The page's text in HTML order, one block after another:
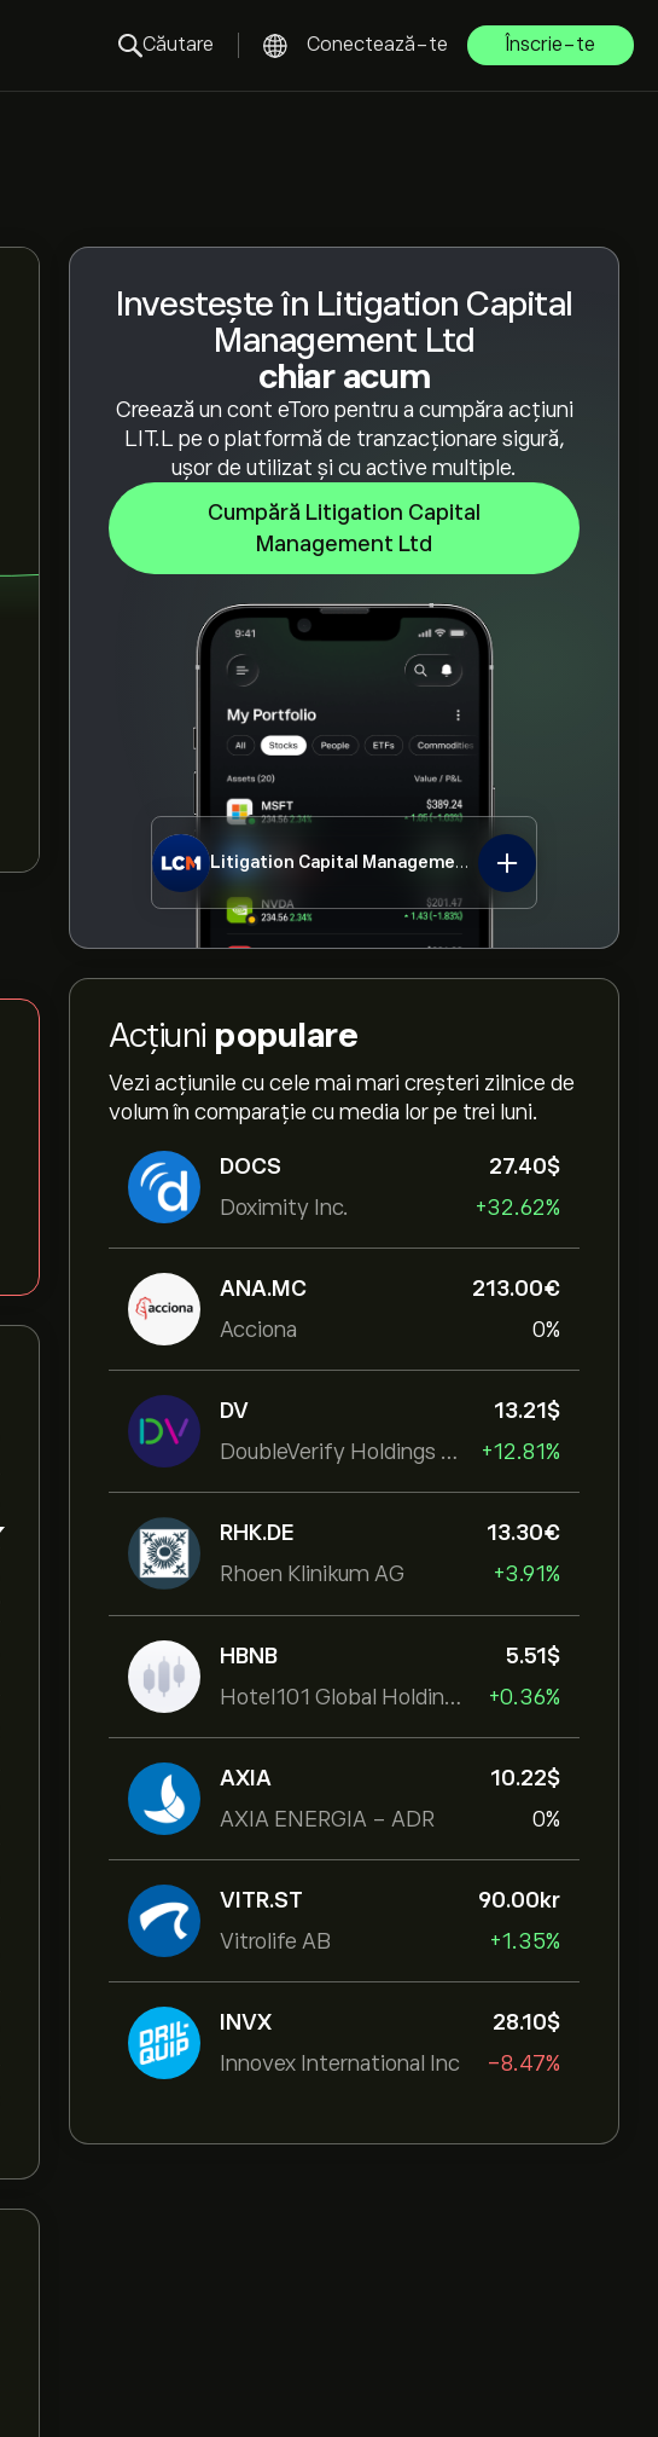
Căutare Conectează-te Înscrie-te
Investește în Litigation Capital
Management Ltd
chiar acum
Creează un cont eToro pentru a cumpăra acțiuni
LIT.L pe o platformă de tranzacționare sigură,
ușor de utilizat și cu active multiple.
Cumpără Litigation Capital
Management Ltd
Litigation Capital Management Ltd LIT.L
Acțiuni populare
Vezi acțiunile cu cele mai mari creșteri zilnice de
volum în comparație cu media lor pe trei luni.
DOCS
Doximity Inc.
27.40‎$‎
+32.62%
ANA.MC
Acciona
213.00‎€‎
0%
DV
DoubleVerify Holdings Inc
13.21‎$‎
+12.81%
RHK.DE
Rhoen Klinikum AG
13.30‎€‎
+3.91%
HBNB
Hotel101 Global Holdings Corp
5.51‎$‎
+0.36%
AXIA
AXIA ENERGIA - ADR
10.22‎$‎
0%
VITR.ST
Vitrolife AB
90.00‎kr‎
+1.35%
INVX
Innovex International Inc
28.10‎$‎
-8.47%